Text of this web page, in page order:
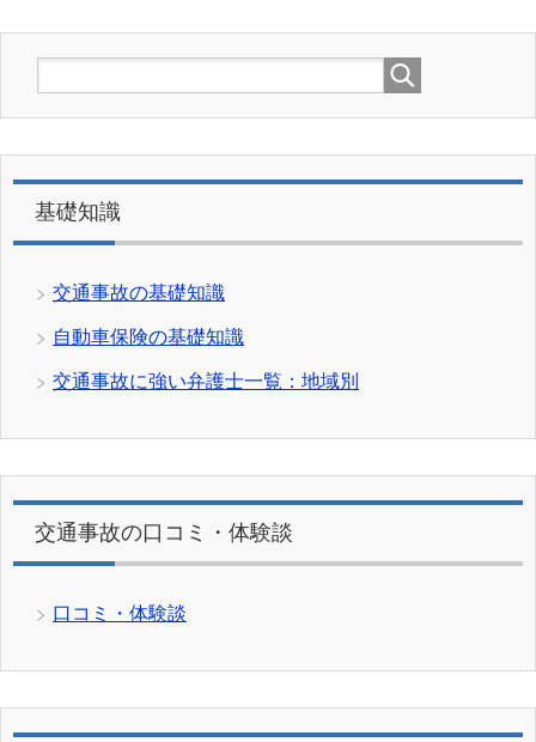
基礎知識
交通事故の基礎知識
自動車保険の基礎知識
交通事故に強い弁護士一覧：地域別
交通事故の口コミ・体験談
口コミ・体験談